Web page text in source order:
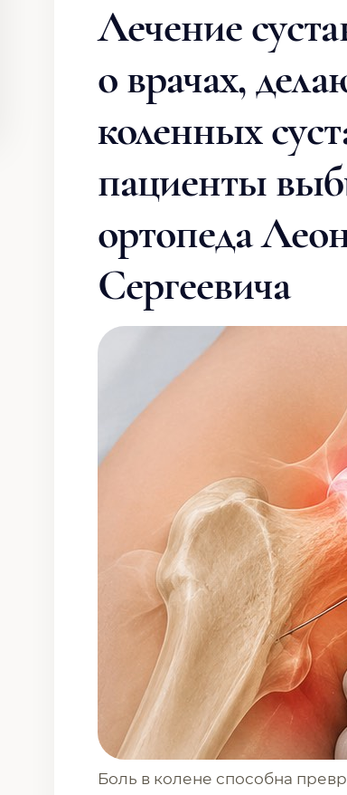
Лечение
о врачах,
коленных
пациенты
ортопеда
Сергеевича
Боль в колене способна